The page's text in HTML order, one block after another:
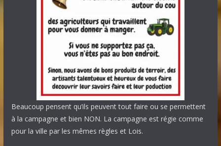
Beaucoup pensent qu’ils peuvent tout faire ou se permettent
à la campagne et bien NON. La campagne est régie comme
pour la ville par les mêmes règles et Lois.